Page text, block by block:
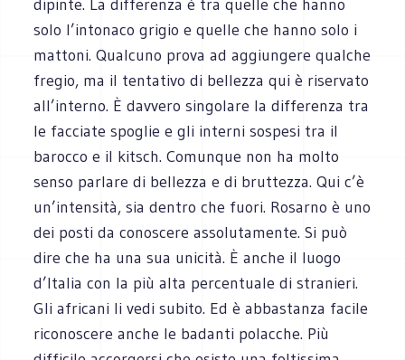
dipinte. La differenza è tra quelle che hanno
solo l’intonaco grigio e quelle che hanno solo i
mattoni. Qualcuno prova ad aggiungere qualche
fregio, ma il tentativo di bellezza qui è riservato
all’interno. È davvero singolare la differenza tra
le facciate spoglie e gli interni sospesi tra il
barocco e il kitsch. Comunque non ha molto
senso parlare di bellezza e di bruttezza. Qui c’è
un’intensità, sia dentro che fuori. Rosarno è uno
dei posti da conoscere assolutamente. Si può
dire che ha una sua unicità. È anche il luogo
d’Italia con la più alta percentuale di stranieri.
Gli africani li vedi subito. Ed è abbastanza facile
riconoscere anche le badanti polacche. Più